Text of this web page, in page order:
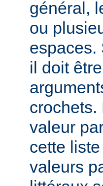
général,
ou
espaces.
il doit
crochets.
valeur
cette
valeurs